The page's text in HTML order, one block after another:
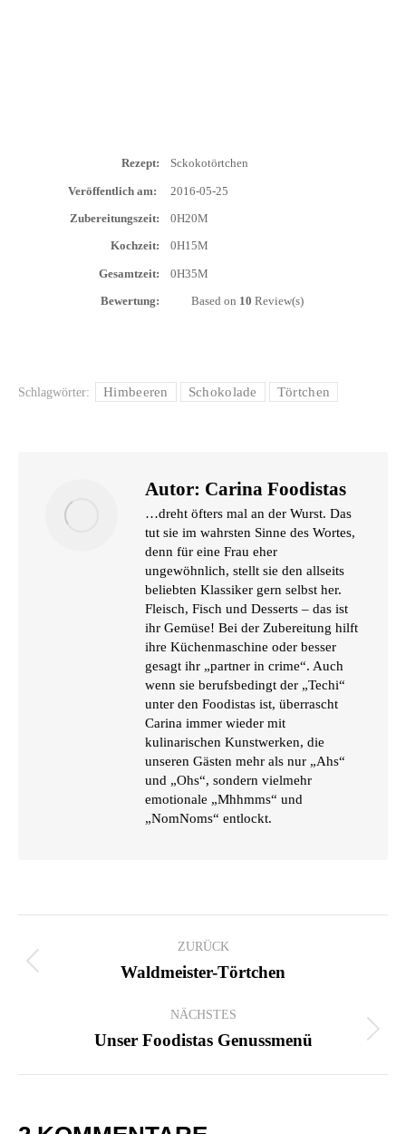
Rezept: Sck­okotört­chen
Ver­öf­fent­lich am: 2016-05-25
Zube­rei­tungs­zeit: 0H20M
Koch­zeit: 0H15M
Gesamt­zeit: 0H35M
Bewer­tung: Based on 10 Review(s)
Schlagwörter: Himbeeren Schokolade Törtchen
Autor: Carina Foodistas
…dreht öfters mal an der Wurst. Das
tut sie im wahrsten Sinne des Wortes,
denn für eine Frau eher
ungewöhnlich, stellt sie den allseits
beliebten Klassiker gern selbst her.
Fleisch, Fisch und Desserts – das ist
ihr Gemüse! Bei der Zubereitung hilft
ihre Küchenmaschine oder besser
gesagt ihr „partner in crime“. Auch
wenn sie berufsbedingt der „Techi“
unter den Foodistas ist, überrascht
Carina immer wieder mit
kulinarischen Kunstwerken, die
unseren Gästen mehr als nur „Ahs“
und „Ohs“, sondern vielmehr
emotionale „Mhhmms“ und
„NomNoms“ entlockt.
ZURÜCK
Vorheriger
Waldmeister-Törtchen
NÄCHSTES
Nächster
Unser Foodistas Genussmenü